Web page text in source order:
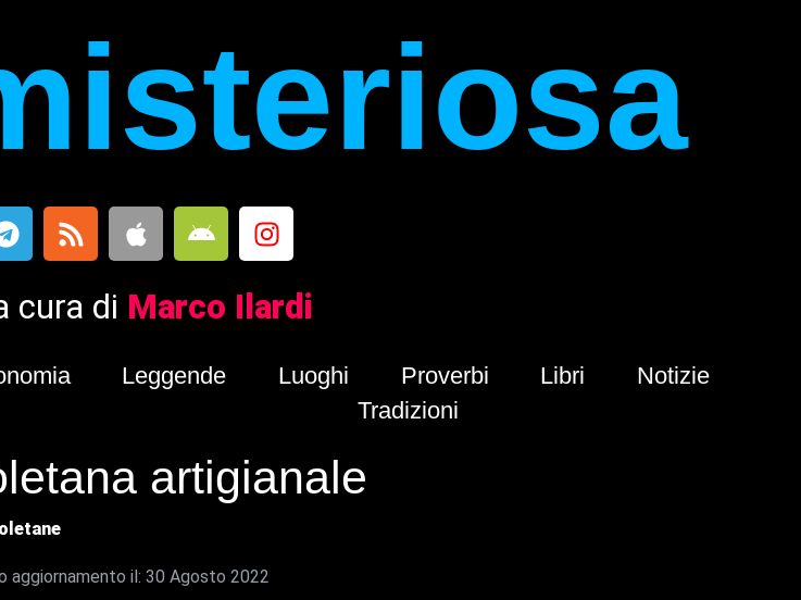
cura di Marco Ilardi
Leggende Luoghi Proverbi Libri
Notizie
Tradizioni
artigianale
aggiornamento il: 30 Agosto 2022